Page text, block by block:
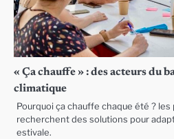
« Ça chauffe » : des acteurs du
climatique
Pourquoi ça chauffe chaque été ?
recherchent des solutions pour
estivale.